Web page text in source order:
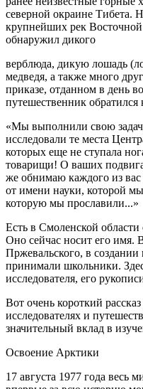
северной окраине Тибета.
крупнейших рек
обнаружил дикого
верблюда, дикую лошадь
медведя, а также много
приказе, отданном в день
путешественник
«Мы выполнили свою
исследовали те места
которых еще не ступала
товарищи! О ваших
же обнимаю каждого из
от имени науки, которой
которую мы прославили...»
Есть в Смоленской
Оно сейчас носит его имя.
Пржевальского, в создании
принимали школьники.
исследователя, его
Вот очень короткий
исследователях и
значительный вклад в
Освоение Арктики
17 августа 1977 года весь